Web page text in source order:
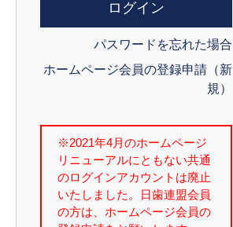
パスワードを忘れた場合
ホームページ会員の登録申請（新
規）